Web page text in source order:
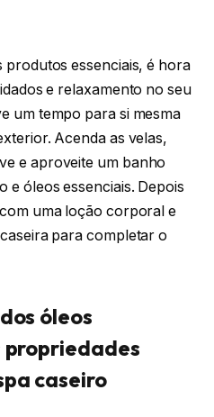
produtos essenciais, é hora
e relaxamento no seu
um tempo para si mesma
Acenda as velas,
e aproveite um banho
e óleos essenciais. Depois
uma loção corporal e
para completar o
óleos
propriedades
caseiro